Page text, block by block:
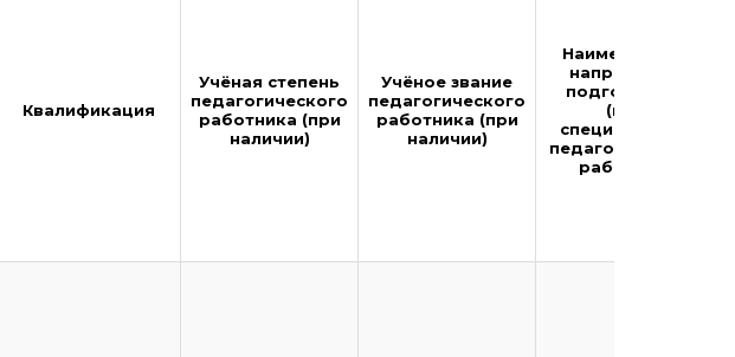
Квалификация
Учёная степень
педагогического
работника (при
наличии)
Учёное звание
педагогического
работника (при
наличии)
Наименование
направления
подготовки и
(или)
специальности
педагогического
работника